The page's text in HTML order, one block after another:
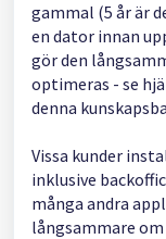
gammal (5 år är
en dator innan
gör den
optimeras - se
denna
Vissa kunder
inklusive
många andra
långsammare